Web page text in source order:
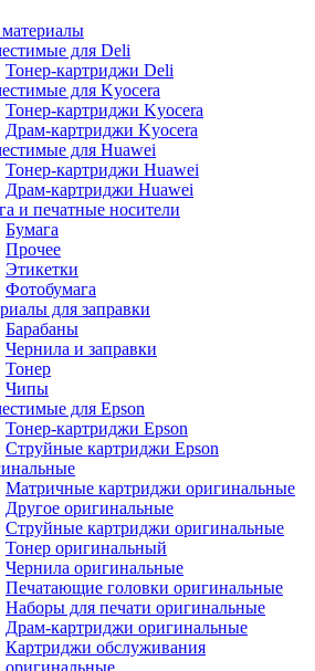
для Deli
Тонер-картриджи Deli
для Kyocera
Тонер-картриджи Kyocera
Драм-картриджи Kyocera
для Huawei
Тонер-картриджи Huawei
Драм-картриджи Huawei
и печатные носители
Бумага
Прочее
Этикетки
Фотобумага
для заправки
Барабаны
Чернила и заправки
Тонер
Чипы
для Epson
Тонер-картриджи Epson
Струйные картриджи Epson
Матричные картриджи оригинальные
Другое оригинальные
Струйные картриджи оригинальные
Тонер оригинальный
Чернила оригинальные
Печатающие головки оригинальные
Наборы для печати оригинальные
Драм-картриджи оригинальные
Картриджи обслуживания
оригинальные